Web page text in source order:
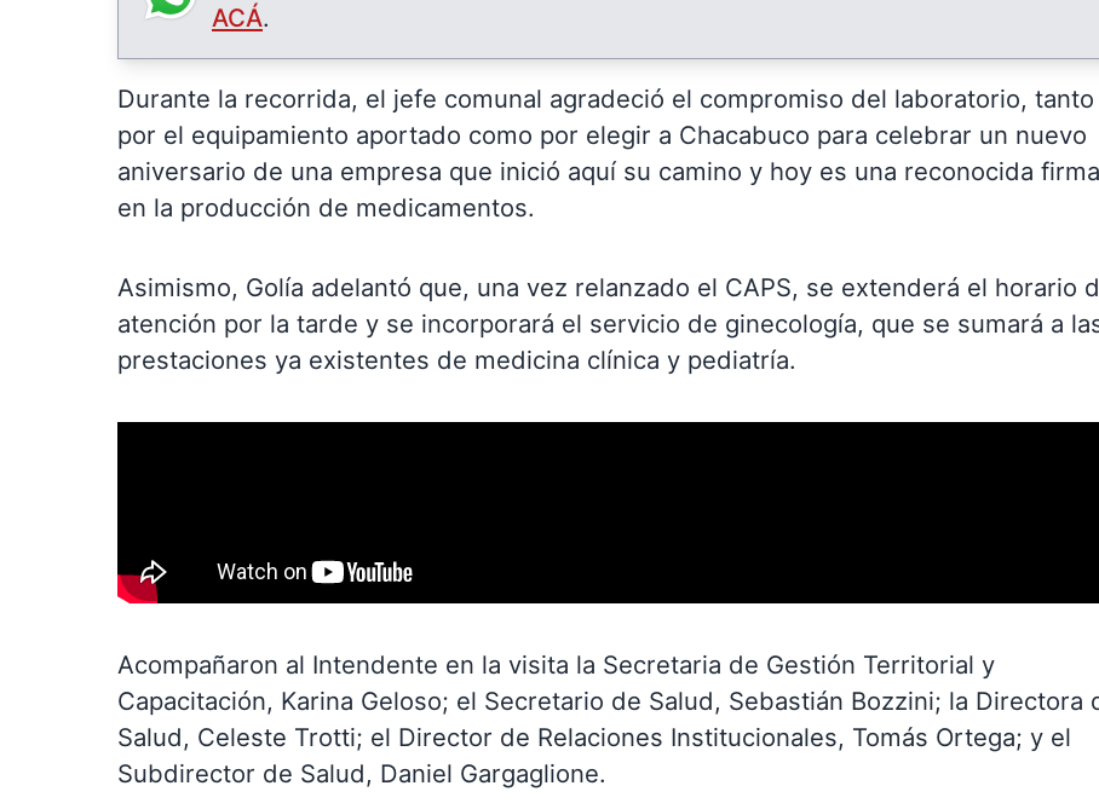
ACÁ.
Durante la recorrida, el jefe comunal agradeció el compromiso del laboratorio, tanto
por el equipamiento aportado como por elegir a Chacabuco para celebrar un nuevo
aniversario de una empresa que inició aquí su camino y hoy es una reconocida firma
en la producción de medicamentos.
Asimismo, Golía adelantó que, una vez relanzado el CAPS, se extenderá el horario
atención por la tarde y se incorporará el servicio de ginecología, que se sumará a
prestaciones ya existentes de medicina clínica y pediatría.
Acompañaron al Intendente en la visita la Secretaria de Gestión Territorial y
Capacitación, Karina Geloso; el Secretario de Salud, Sebastián Bozzini; la Directora
Salud, Celeste Trotti; el Director de Relaciones Institucionales, Tomás Ortega; y el
Subdirector de Salud, Daniel Gargaglione.